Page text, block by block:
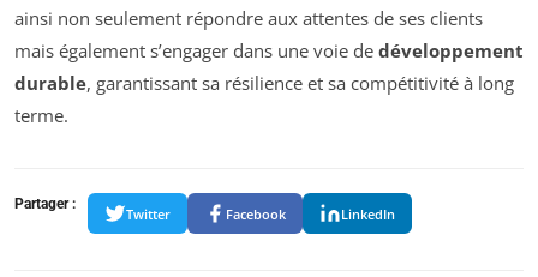
ainsi non seulement répondre aux attentes de ses clients
mais également s’engager dans une voie de développement
durable, garantissant sa résilience et sa compétitivité à long
terme.
Partager :
Twitter Facebook LinkedIn